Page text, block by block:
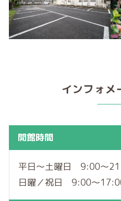
インフォメ
開館時間
平日～土曜日 9:00～
日曜／祝日 9:00～